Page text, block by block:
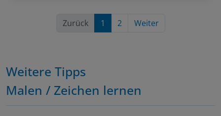
Zurück 1 2 Weiter
Weitere Tipps
Malen / Zeichen lernen